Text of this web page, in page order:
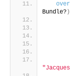
Bundle? )